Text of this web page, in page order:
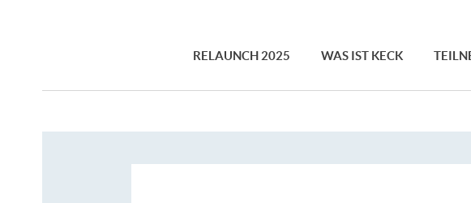
RELAUNCH 2025 WAS IST KECK